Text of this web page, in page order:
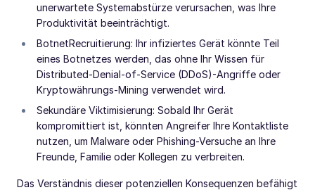
unerwartete Systemabstürze verursachen, was Ihre
Produktivität beeinträchtigt.
BotnetRecruitierung: Ihr infiziertes Gerät könnte Teil
eines Botnetzes werden, das ohne Ihr Wissen für
Distributed-Denial-of-Service (DDoS)-Angriffe oder
Kryptowährungs-Mining verwendet wird.
Sekundäre Viktimisierung: Sobald Ihr Gerät
kompromittiert ist, könnten Angreifer Ihre Kontaktliste
nutzen, um Malware oder Phishing-Versuche an Ihre
Freunde, Familie oder Kollegen zu verbreiten.
Das Verständnis dieser potenziellen Konsequenzen befähigt